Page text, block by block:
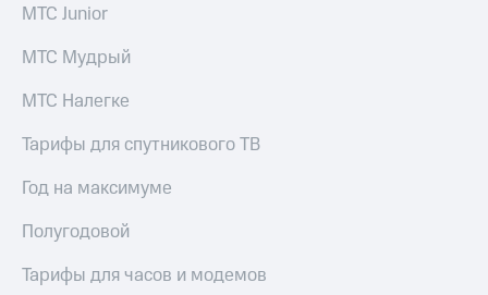
МТС Junior
МТС Мудрый
МТС Налегке
Тарифы для спутникового ТВ
Год на максимуме
Полугодовой
Тарифы для часов и модемов